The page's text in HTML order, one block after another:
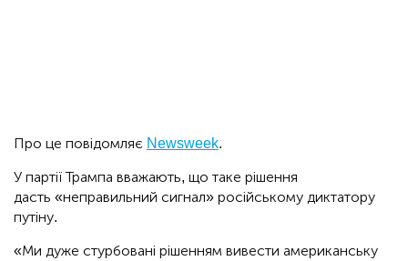
Про це повідомляє Newsweek.
У партії Трампа вважають, що таке рішення
дасть «неправильний сигнал» російському диктатору
путіну.
«Ми дуже стурбовані рішенням вивести американську